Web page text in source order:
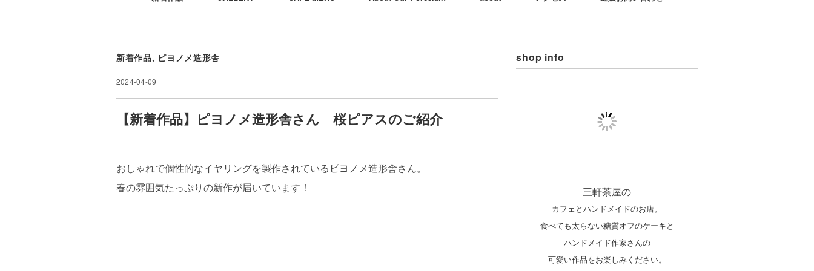
新着作品, ピヨノメ造形舎
2024-04-09
【新着作品】ピヨノメ造形舎さん 桜ピアスのご紹介
おしゃれで個性的なイヤリングを製作されているピヨノメ造形舎さん。
春の雰囲気たっぷりの新作が届いています！
shop info
三軒茶屋の
カフェとハンドメイドのお店。
食べても太らない糖質オフのケーキと
ハンドメイド作家さんの
可愛い作品をお楽しみください。